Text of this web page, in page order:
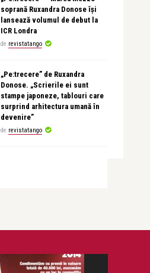
soprană Ruxandra Donose își
lansează volumul de debut la
ICR Londra
de revistatango
„Pe:trecere” de Ruxandra
Donose. „Scrierile ei sunt
stampe japoneze, tablouri care
surprind arhitectura umană în
devenire”
de revistatango